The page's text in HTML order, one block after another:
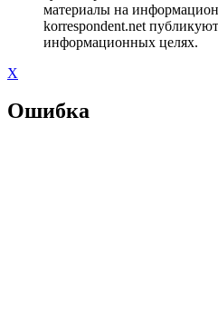
материалы на
korrespondent.net
информационных целях.
X
Ошибка